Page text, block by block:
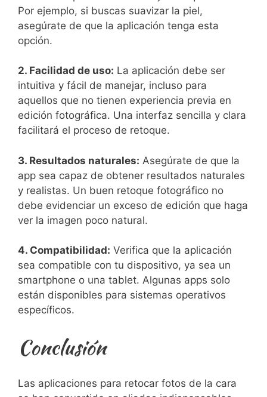
Por ejemplo, si buscas suavizar la piel, ​
asegúrate de que la aplicación ‍tenga esta
opción.
2. Facilidad de uso: ‍La aplicación debe ser
intuitiva y⁤ fácil de manejar, incluso para
aquellos que no tienen experiencia previa en
‌edición fotográfica. Una interfaz sencilla y clara
facilitará el proceso de retoque.
3. Resultados​ naturales: Asegúrate⁢ de que la
app sea‍ capaz de obtener resultados naturales
y realistas. Un buen retoque ​fotográfico no
debe evidenciar un exceso de edición que⁤ haga
ver la ‌imagen poco natural.
4. Compatibilidad: Verifica que la‍ aplicación⁢
sea compatible con tu dispositivo, ya sea un‌
smartphone ‌o una tablet. Algunas⁤ apps solo
están disponibles para‍ sistemas operativos
específicos.
Conclusión
Las aplicaciones para retocar fotos de la cara